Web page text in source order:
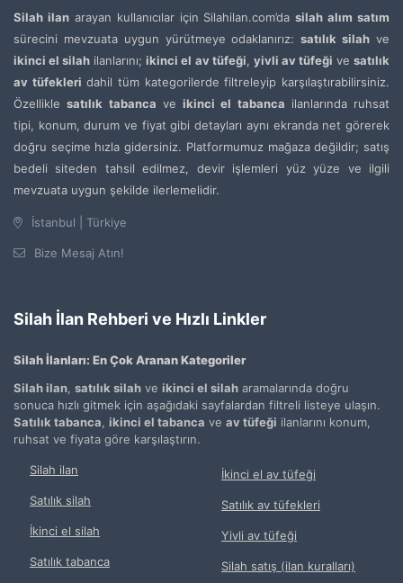
Silah ilanarayan kullanıcılar için Silahilan.com’dasilah alım satım
sürecini mevzuata uygun yürütmeye odaklanırız:satılık silah ve
ikinci el silah ilanlarını;ikinci el av tüfeği, yivli av tüfeği vesatılık
av tüfekleri dahil tüm kategorilerde filtreleyip karşılaştırabilirsiniz.
Özelliklesatılık tabanca ve ikinci el tabanca ilanlarında ruhsat
tipi, konum, durum ve fiyat gibi detayları aynı ekranda net görerek
doğru seçime hızla gidersiniz. Platformumuz mağaza değildir; satış
bedeli siteden tahsil edilmez, devir işlemleri yüz yüze ve ilgili
mevzuata uygun şekilde ilerlemelidir.
İstanbul | Türkiye
Bize Mesaj Atın!
Silah İlan Rehberi ve Hızlı Linkler
Silah İlanları: En Çok Aranan Kategoriler
Silah ilan satılık silah ve ikinci el silah aramalarında doğru
sonuca hızlı gitmek için aşağıdaki sayfalardan filtreli listeye ulaşın.
Satılık tabanca ikinci el tabanca ve av tüfeği ilanlarını konum,
ruhsat ve fiyata göre karşılaştırın.
Silah ilan
Satılık silah
İkinci el silah
Satılık tabanca
İkinci el av tüfeği
Satılık av tüfekleri
Yivli av tüfeği
Silah satış (ilan kuralları)